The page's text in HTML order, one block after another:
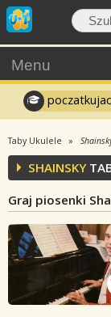
Menu
Taby Ukulele
SHAINSKY
Graj piosenki